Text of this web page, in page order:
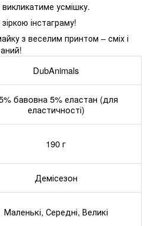
усмішку.
інстаграму!
з веселим принтом – сміх і
DubAnimals
бавовна 5% еластан (для
еластичності)
190 г
Демісезон
Маленькі, Середні, Великі